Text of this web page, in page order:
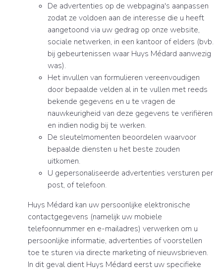
De advertenties op de webpagina's aanpassen
zodat ze voldoen aan de interesse die u heeft
aangetoond via uw gedrag op onze website,
sociale netwerken, in een kantoor of elders (bvb.
bij gebeurtenissen waar Huys Médard aanwezig
was).
Het invullen van formulieren vereenvoudigen
door bepaalde velden al in te vullen met reeds
bekende gegevens en u te vragen de
nauwkeurigheid van deze gegevens te verifiëren
en indien nodig bij te werken.
De sleutelmomenten beoordelen waarvoor
bepaalde diensten u het beste zouden
uitkomen.
U gepersonaliseerde advertenties versturen per
post, of telefoon.
Huys Médard kan uw persoonlijke elektronische
contactgegevens (namelijk uw mobiele
telefoonnummer en e-mailadres) verwerken om u
persoonlijke informatie, advertenties of voorstellen
toe te sturen via directe marketing of nieuwsbrieven.
In dit geval dient Huys Médard eerst uw specifieke